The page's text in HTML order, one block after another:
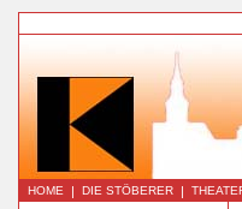
HOME | DIE STÖBERER |